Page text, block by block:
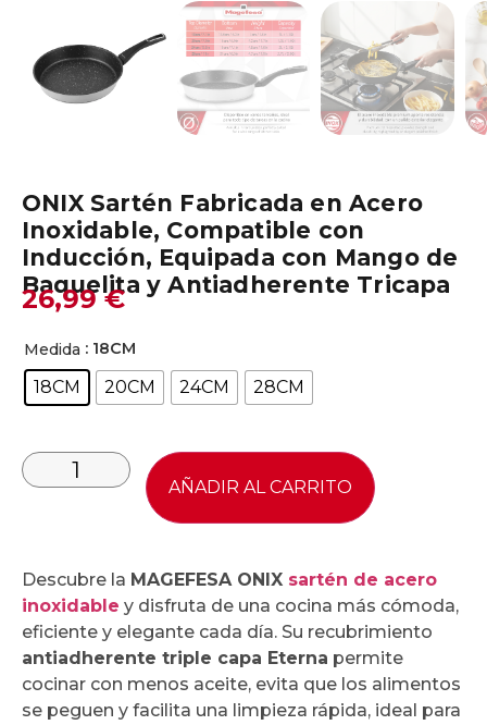
ONIX Sartén Fabricada en Acero
Inoxidable, Compatible con
Inducción, Equipada con Mango de
Baquelita y Antiadherente Tricapa
26,99€
Medida : 18CM
18CM 20CM 24CM 28CM
AÑADIR AL CARRITO
Descubre la MAGEFESA ONIX sartén de acero
inoxidable y disfruta de una cocina más cómoda,
eficiente y elegante cada día. Su recubrimiento
antiadherente triple capa Eterna permite
cocinar con menos aceite, evita que los alimentos
se peguen y facilita una limpieza rápida, ideal para